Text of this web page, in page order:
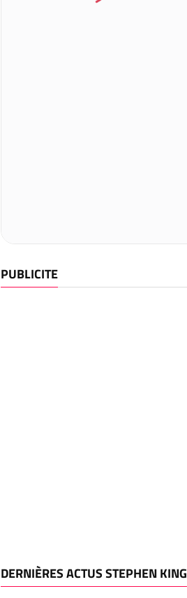
PUBLICITE
DERNIÈRES ACTUS STEPHEN KING